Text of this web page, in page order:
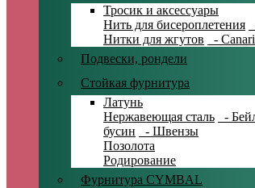
Тросик и аксессуары
Нить для бисероплетения
Нитки для жгутов
-
Подвески, рондели
Стойкая фурнитура
Латунь
Нержавеющая сталь
-
бусин
- Швензы
Позолота
Родирование
Фурнитура CYMBAL